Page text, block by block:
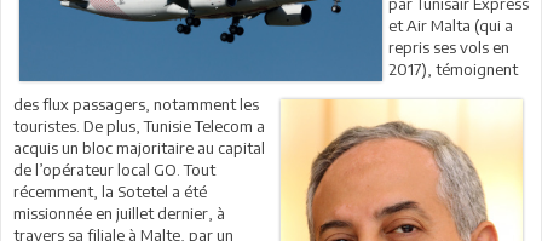
et Air Malta (qui a
repris ses vols en
2017), témoignent
des flux passagers, notamment les
touristes. De plus, Tunisie Telecom a
acquis un bloc majoritaire au capital
de l’opérateur local GO. Tout
récemment, la Sotetel a été
missionnée en juillet dernier, à
travers sa filiale à Malte, par un